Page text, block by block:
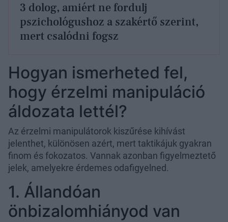
3 dolog, amiért ne fordulj
pszichológushoz a szakértő szerint,
mert csalódni fogsz
Hogyan ismerheted fel,
hogy érzelmi manipuláció
áldozata lettél?
Az érzelmi manipulátorok kiszűrése kihívást
jelenthet, különösen azért, mert taktikájuk gyakran
finom és fokozatos. Vannak azonban figyelmeztető
jelek, amelyekre érdemes odafigyelned.
1. Állandóan
önbizalomhiányod van